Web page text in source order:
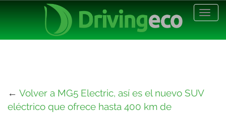
← Volver a MG5 Electric, así es el nuevo SUV
eléctrico que ofrece hasta 400 km de